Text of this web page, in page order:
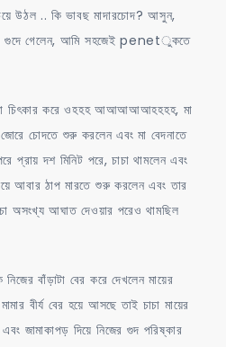
উঠল .. কি ভাবছ মাদারচোদ? আসুন,
গুদে গেলেন, আমি সহজেই penetুকতে
চিৎকার করে ওহহহ আআআআআহহহহ, মা
জোরে চোদতে শুরু করলেন এবং মা বেদনাতে
প্রায় দশ মিনিট পরে, চাচা থামলেন এবং
আবার ঠাপ মারতে শুরু করলেন এবং তার
অসংখ্য আঘাত দেওয়ার পরেও থামছিল
বাঁড়াটা বের করে দেখলেন মায়ের
বীর্য বের হয়ে আসছে তাই চাচা মায়ের
জামাকাপড় দিয়ে নিজের গুদ পরিষ্কার